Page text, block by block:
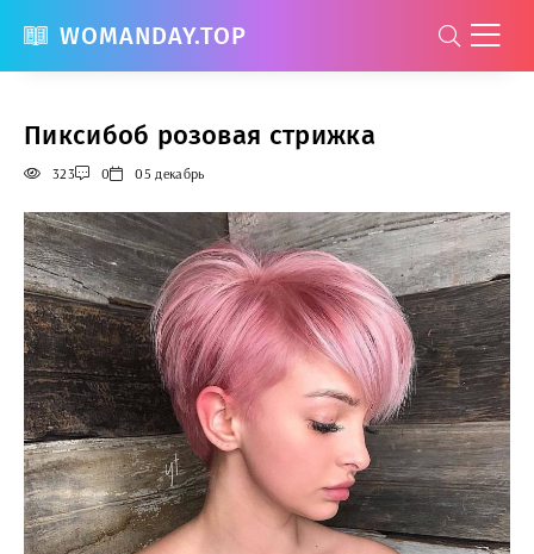
WOMANDAY.TOP
Пиксибоб розовая стрижка
323 0 05 декабрь